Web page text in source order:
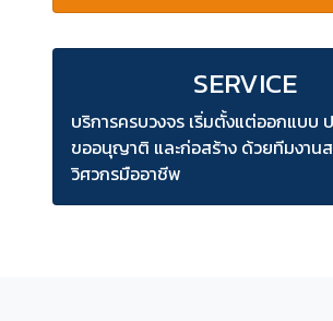
SERVICE
บริการครบวงจร เริ่มตั้งแต่ออกแบบ ป
ขออนุญาติ และก่อสร้าง ด้วยทีมงาน
วิศวกรมืออาชีพ